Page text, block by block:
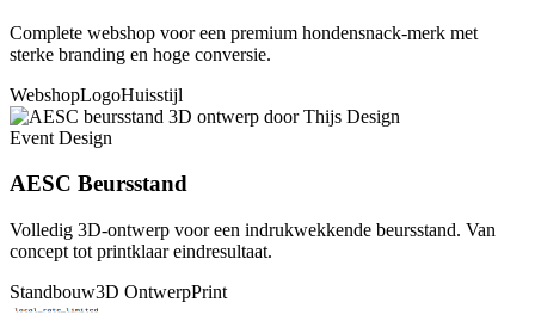
Complete webshop voor een premium hondensnack-merk met
sterke branding en hoge conversie.
WebshopLogoHuisstijl
Event Design
AESC Beursstand
Volledig 3D-ontwerp voor een indrukwekkende beursstand. Van
concept tot printklaar eindresultaat.
Standbouw3D OntwerpPrint